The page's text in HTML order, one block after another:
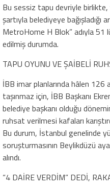
Bu sessiz tapu devriyle birlikte,
şartıyla belediyeye
MetroHome H Blok” adıyla 51
edilmiş durumda.
TAPU OYUNU VE ŞAİBELİ
İBB imar planlarında hâlen
taşınmaz için, İBB Başkanı
belediye başkanı olduğu
ruhsat verilmesi kafaları
Bu durum, İstanbul genelinde
soruşturmasının Beylikdüzü
alındı.
“4 DAİRE VERDİM” DEDİ,